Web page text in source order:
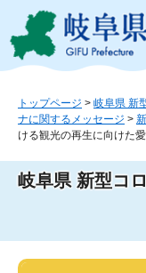
ジ
。
ュ
て
トップページ > 岐阜県 新
ナに関するメッセージ >
ける観光の再生に向けた
岐阜県 新型コ